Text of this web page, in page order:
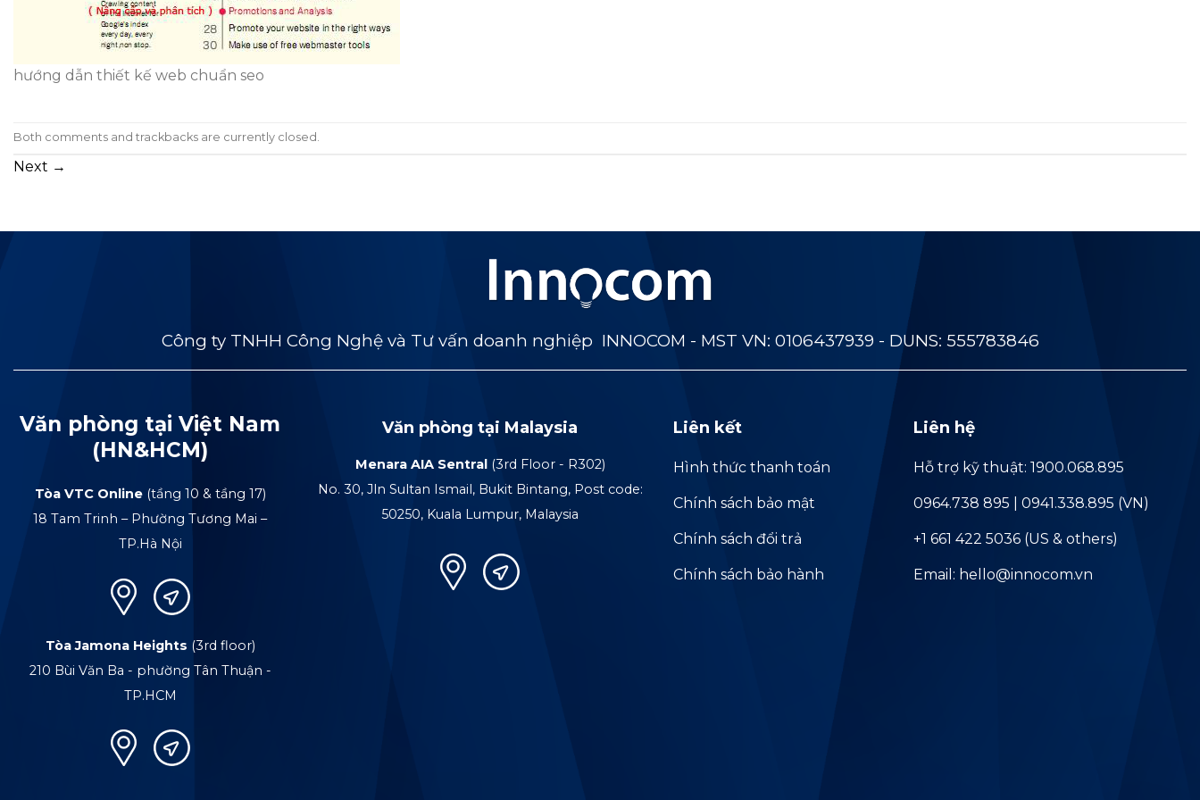
hướng dẫn thiết kế web chuẩn seo
Both comments and trackbacks are currently closed.
Next →
Công ty TNHH Công Nghệ và Tư vấn doanh nghiệp INNOCOM - MST VN: 0106437939 - DUNS: 555783846
Văn phòng tại Việt Nam
(HN&HCM)
Tòa VTC Online(tầng 10 & tầng 17)
18 Tam Trinh – Phường Tương Mai –
TP.Hà Nội
Tòa Jamona Heights (3rd floor)
210 Bùi Văn Ba - phường Tân Thuận -
TP.HCM
Văn phòng tại Malaysia
Menara AIA Sentral (3rd Floor - R302)
No. 30, Jln Sultan Ismail, Bukit Bintang, Post code:
50250, Kuala Lumpur, Malaysia
Liên kết
Hình thức thanh toán
Chính sách bảo mật
Chính sách đổi trả
Chính sách bảo hành
Liên hệ
Hỗ trợ kỹ thuật: 1900.068.895
0964.738 895 | 0941.338.895 (VN)
+1 661 422 5036 (US & others)
Email: hello@innocom.vn